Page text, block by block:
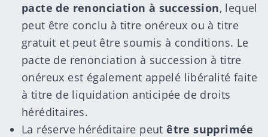
pacte de renonciation à succession, lequel
peut être conclu à titre onéreux ou à titre
gratuit et peut être soumis à conditions. Le
pacte de renonciation à succession à titre
onéreux est également appelé libéralité faite
à titre de liquidation anticipée de droits
héréditaires.
La réserve héréditaire peutêtre supprimée